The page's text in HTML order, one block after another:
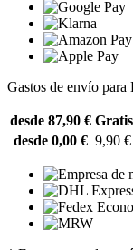
Gastos de envío para
desde 87,90 €
desde 0,00 € 9,90 €